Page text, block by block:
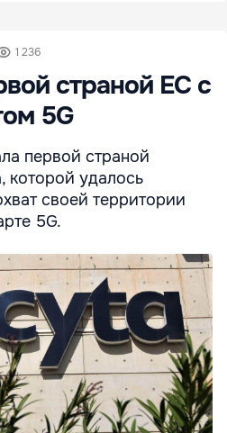
1 236
страной ЕС с
5G
первой страной
которой удалось
своей территории
5G.